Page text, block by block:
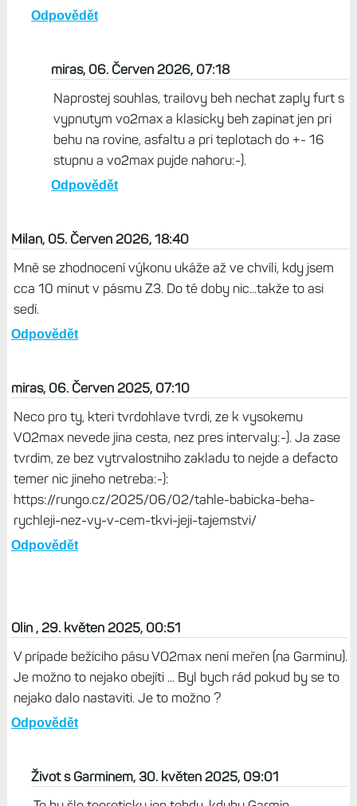
Odpovědět
miras, 06. Červen 2026, 07:18
Naprostej souhlas, trailovy beh nechat zaply furt s
vypnutym vo2max a klasicky beh zapinat jen pri
behu na rovine, asfaltu a pri teplotach do +- 16
stupnu a vo2max pujde nahoru:-).
Odpovědět
Milan, 05. Červen 2026, 18:40
Mně se zhodnocení výkonu ukáže až ve chvíli, kdy jsem
cca 10 minut v pásmu Z3. Do té doby nic...takže to asi
sedí.
Odpovědět
miras, 06. Červen 2025, 07:10
Neco pro ty, kteri tvrdohlave tvrdi, ze k vysokemu
VO2max nevede jina cesta, nez pres intervaly:-). Ja zase
tvrdim, ze bez vytrvalostniho zakladu to nejde a defacto
temer nic jineho netreba:-):
https://rungo.cz/2025/06/02/tahle-babicka-beha-
rychleji-nez-vy-v-cem-tkvi-jeji-tajemstvi/
Odpovědět
Olin , 29. květen 2025, 00:51
V prípade bežíciho pásu VO2max není meřen (na Garminu).
Je možno to nejako obejíti ... Byl bych rád pokud by se to
nejako dalo nastaviti. Je to možno ?
Odpovědět
Život s Garminem, 30. květen 2025, 09:01